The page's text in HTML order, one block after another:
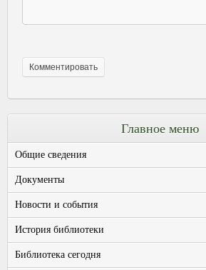
Главное меню
Общие сведения
Документы
Новости и события
История библиотеки
Библиотека сегодня